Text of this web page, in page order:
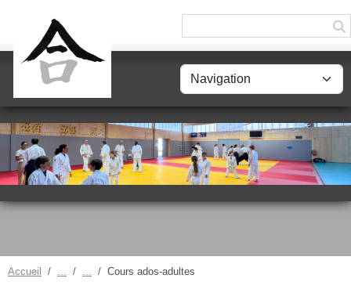
Accueil Cours ados-adultes